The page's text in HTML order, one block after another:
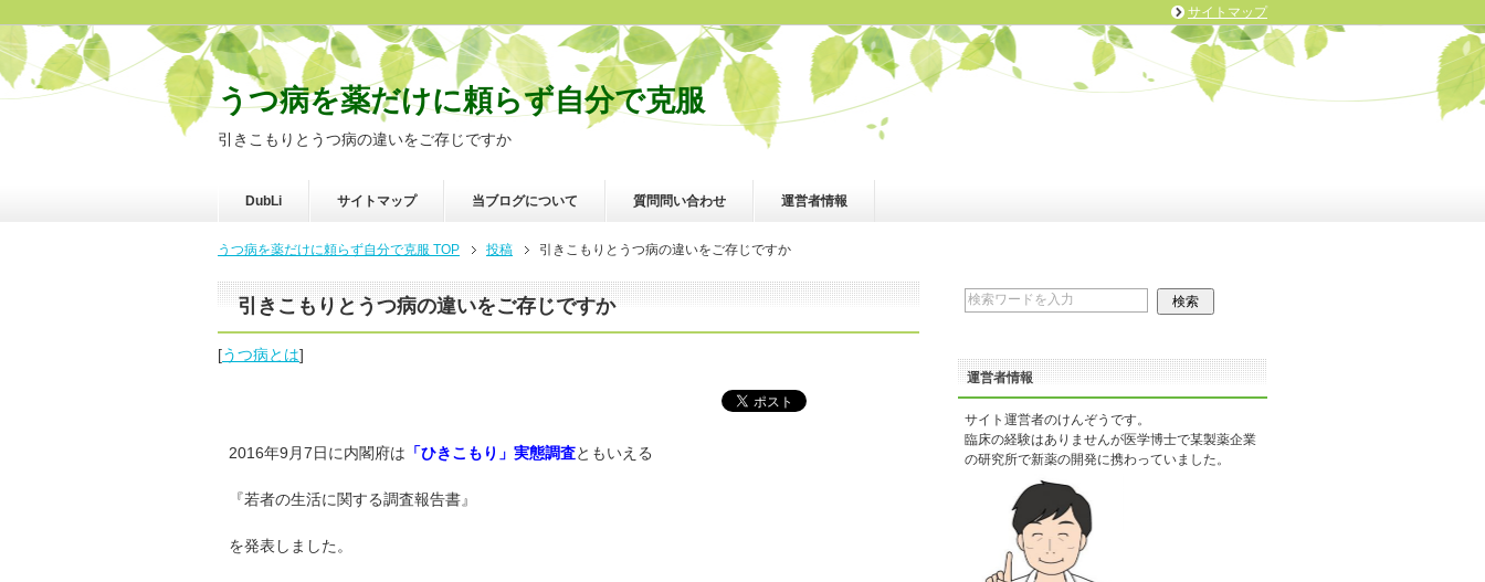
うつ病を薬だけに頼らず自分で克服
引きこもりとうつ病の違いをご存じですか
DubLi サイトマップ 当ブログについて 質問問い合わせ 運営者情報
うつ病を薬だけに頼らず自分で克服 TOP 投稿 引きこもりとうつ病の違いをご存じですか
引きこもりとうつ病の違いをご存じですか
[うつ病とは]
2016年9月7日に内閣府は 「ひきこもり」実態調査ともいえる
『若者の生活に関する調査報告書』
を発表しました。
運営者情報
サイト運営者のけんぞうです。
臨床の経験はありませんが医学博士で某製薬企業
の研究所で新薬の開発に携わっていました。
サイトマップ